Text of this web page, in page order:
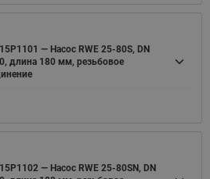
— Насос RWE 25-80S, DN
длина 180 мм, резьбовое
— Насос RWE 25-80SN, DN